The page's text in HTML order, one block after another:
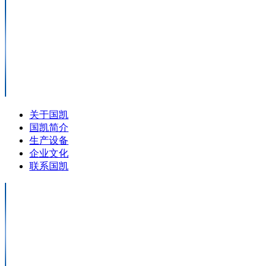
关于国凯
国凯简介
生产设备
企业文化
联系国凯